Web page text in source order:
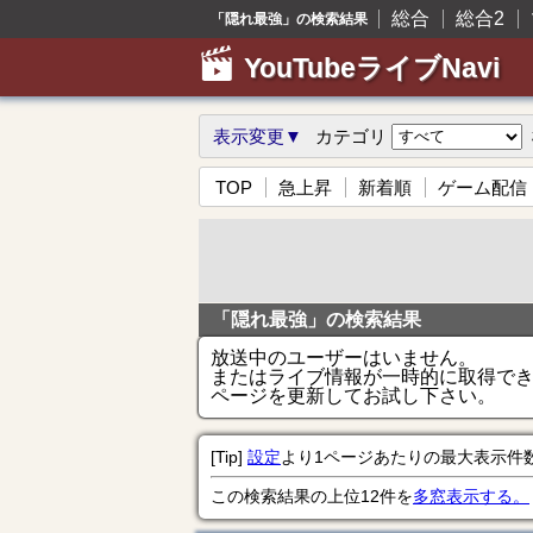
「隠れ最強」の検索結果 総合 総合2
YouTubeライブNavi
表示変更▼ カテゴリ
TOP 急上昇 新着順 ゲーム配信
「隠れ最強」の検索結果
放送中のユーザーはいません。
またはライブ情報が一時的に取得で
ページを更新してお試し下さい。
[Tip] 設定より1ページあたりの最大表示件
この検索結果の上位12件を多窓表示する。